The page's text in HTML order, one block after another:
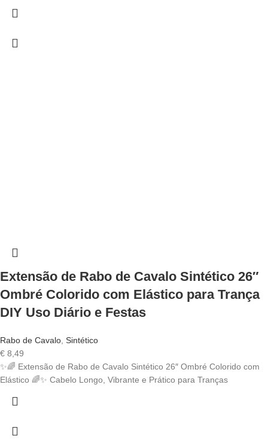
Extensão de Rabo de Cavalo Sintético 26″
Ombré Colorido com Elástico para Trança
DIY Uso Diário e Festas
Rabo de Cavalo Sintético
€ 8,49
✨🌈 Extensão de Rabo de Cavalo Sintético 26″ Ombré Colorido com
Elástico 🌈✨ Cabelo Longo, Vibrante e Prático para Tranças